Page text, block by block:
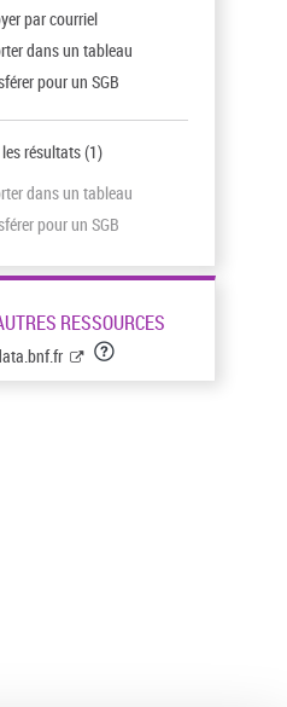
par courriel
dans un tableau
pour un SGB
résultats(1)
dans un tableau
pour un SGB
RESSOURCES